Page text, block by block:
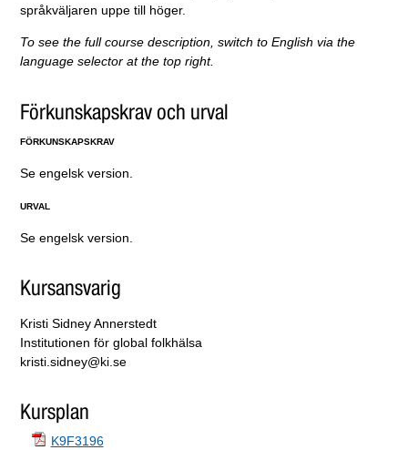
språkväljaren uppe till höger.
To see the full course description, switch to English via the
language selector at the top right.
Förkunskapskrav och urval
FÖRKUNSKAPSKRAV
Se engelsk version.
URVAL
Se engelsk version.
Kursansvarig
Kristi Sidney Annerstedt
Institutionen för global folkhälsa
kristi.sidney@ki.se
Kursplan
K9F3196